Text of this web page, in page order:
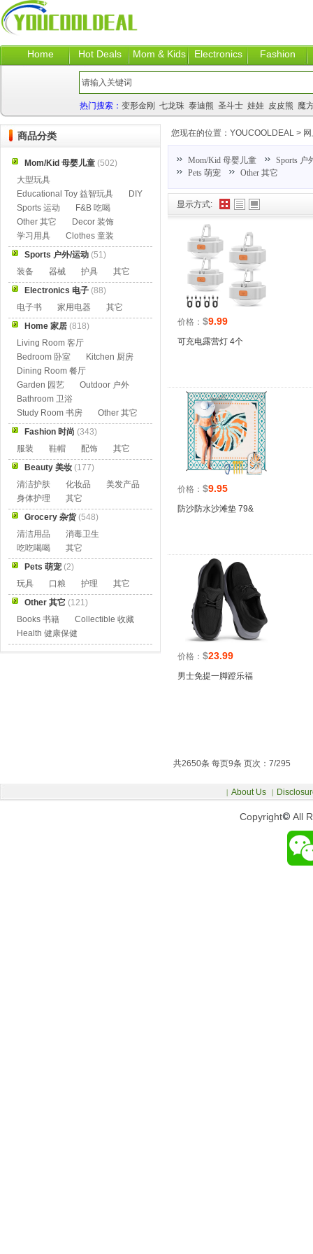
Home Hot Deals Mom & Kids Electronics Fashion
热门搜索： 变形金刚 七龙珠 泰迪熊 圣斗士 娃娃 皮皮熊 魔
显示方式:
价格： $9.99
可充电露营灯 4个
价格： $9.95
防沙防水沙滩垫 79&
价格： $23.99
男士免提一脚蹬乐福
共2650条 每页9条 页次：7/295
您现在的位置： YOUCOOLDEAL >
Mom/Kid 母婴儿童
Sports 户
Pets 萌宠
Other 其它
商品分类
Mom/Kid 母婴儿童 (502)
大型玩具
Educational Toy 益智玩具
DIY
Sports 运动
F&B 吃喝
Other 其它
Decor 装饰
学习用具
Clothes 童装
Sports 户外/运动 (51)
装备
器械 护具
其它
Electronics 电子 (88)
电子书
家用电器
其它
Home 家居 (818)
Living Room 客厅
Bedroom 卧室
Kitchen 厨房
Dining Room 餐厅
Garden 园艺
Outdoor 户外
Bathroom 卫浴
Study Room 书房
Other 其它
Fashion 时尚 (343)
服装
鞋帽 配饰
其它
Beauty 美妆 (177)
清洁护肤
化妆品
美发产品
身体护理
其它
Grocery 杂货(548)
清洁用品
消毒卫生
吃吃喝喝
其它
Pets 萌宠 (2)
玩具
口粮 护理
其它
Other 其它 (121)
Books 书籍
Collectible 收藏
Health 健康保健
Copyright© All
| About Us |